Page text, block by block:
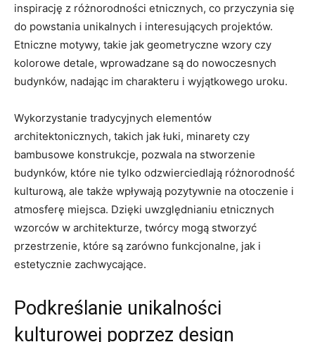
inspirację ⁣z różnorodności etnicznych, co przyczynia się
do powstania unikalnych ⁣i interesujących projektów.
Etniczne motywy, takie jak geometryczne wzory czy
kolorowe detale, wprowadzane są do nowoczesnych
budynków, nadając⁣ im charakteru i‍ wyjątkowego uroku.
Wykorzystanie tradycyjnych elementów
architektonicznych, takich jak łuki, minarety czy
bambusowe konstrukcje, pozwala na ‌stworzenie
budynków, które nie tylko odzwierciedlają różnorodność
kulturową, ale także wpływają pozytywnie na ⁣otoczenie​ i
atmosferę miejsca. Dzięki ⁤uwzględnianiu etnicznych
wzorców w‍ architekturze, twórcy mogą stworzyć
przestrzenie, które są zarówno funkcjonalne, jak i
‌estetycznie zachwycające.
Podkreślanie⁤ unikalności⁢
kulturowej poprzez design